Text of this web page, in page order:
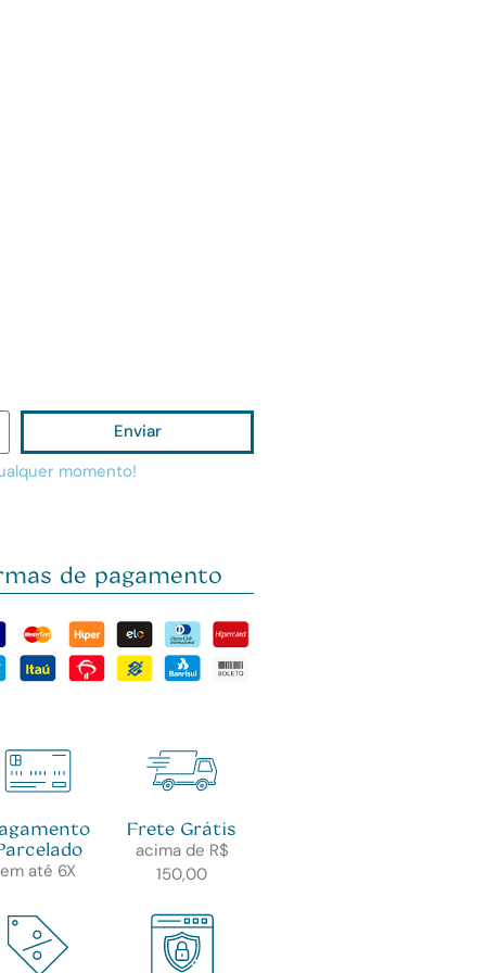
Enviar
momento!
de pagamento
em até 6X
Frete Grátis
acima de R$
150,00